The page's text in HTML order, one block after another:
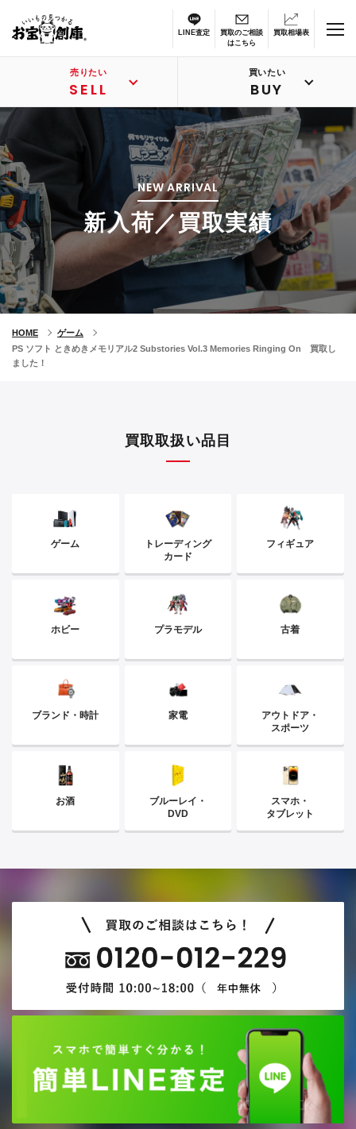
LINE査定
買取のご相談
はこちら
買取相場表
売りたい
SELL
買いたい
BUY
NEW ARRIVAL
新入荷／買取実績
HOME
ゲーム
PS ソフト ときめきメモリアル2 Substories Vol.3 Memories Ringing On 買取し
ました！
買取取扱い品目
ゲーム
トレーディング
カード
フィギュア
ホビー プラモデル 古着
ブランド・時計 家電
アウトドア・
スポーツ
お酒
ブルーレイ・
DVD
スマホ・
タブレット